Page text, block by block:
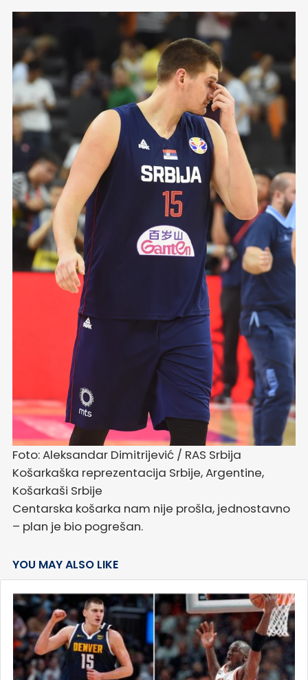
Foto: Aleksandar Dimitrijević / RAS Srbija
Košarkaška reprezentacija Srbije, Argentine,
Košarkaši Srbije
Centarska košarka nam nije prošla, jednostavno
– plan je bio pogrešan.
YOU MAY ALSO LIKE